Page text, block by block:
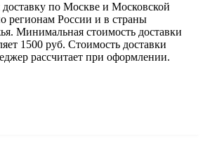
по Москве и Московской
регионам России и в страны
Минимальная стоимость доставки
1500 руб. Стоимость доставки
рассчитает при оформлении.